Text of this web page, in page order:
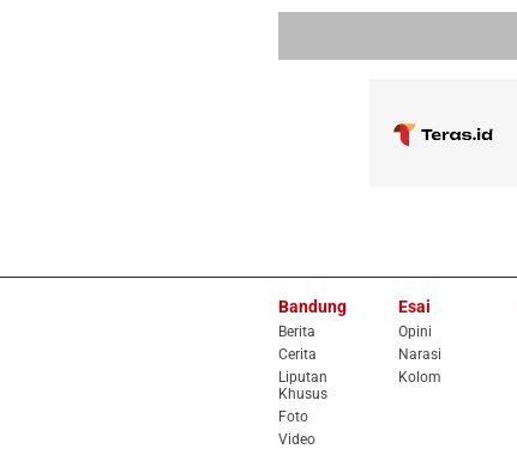
Bandung
Berita
Cerita
Liputan
Khusus
Foto
Video
Esai
Opini
Narasi
Kolom